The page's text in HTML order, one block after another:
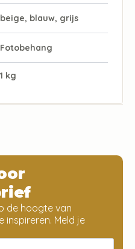
beige, blauw, grijs
Fotobehang
1 kg
de hoogte van
inspireren. Meld je